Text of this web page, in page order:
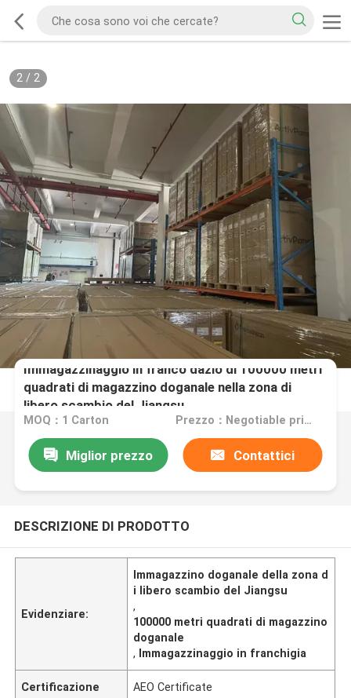
2/ 2
Immagazzinaggio in franco dazio di 100000 metri
quadrati di magazzino doganale nella zona di
libero scambio del Jiangsu
MOQ：1 Carton Prezzo：Negotiable price
Miglior prezzo Contattici
DESCRIZIONE DI PRODOTTO
Evidenziare:
Immagazzino doganale della zona d
i libero scambio del Jiangsu
,
100000 metri quadrati di magazzino
doganale
, Immagazzinaggio in franchigia
Certificazione AEO Certificate